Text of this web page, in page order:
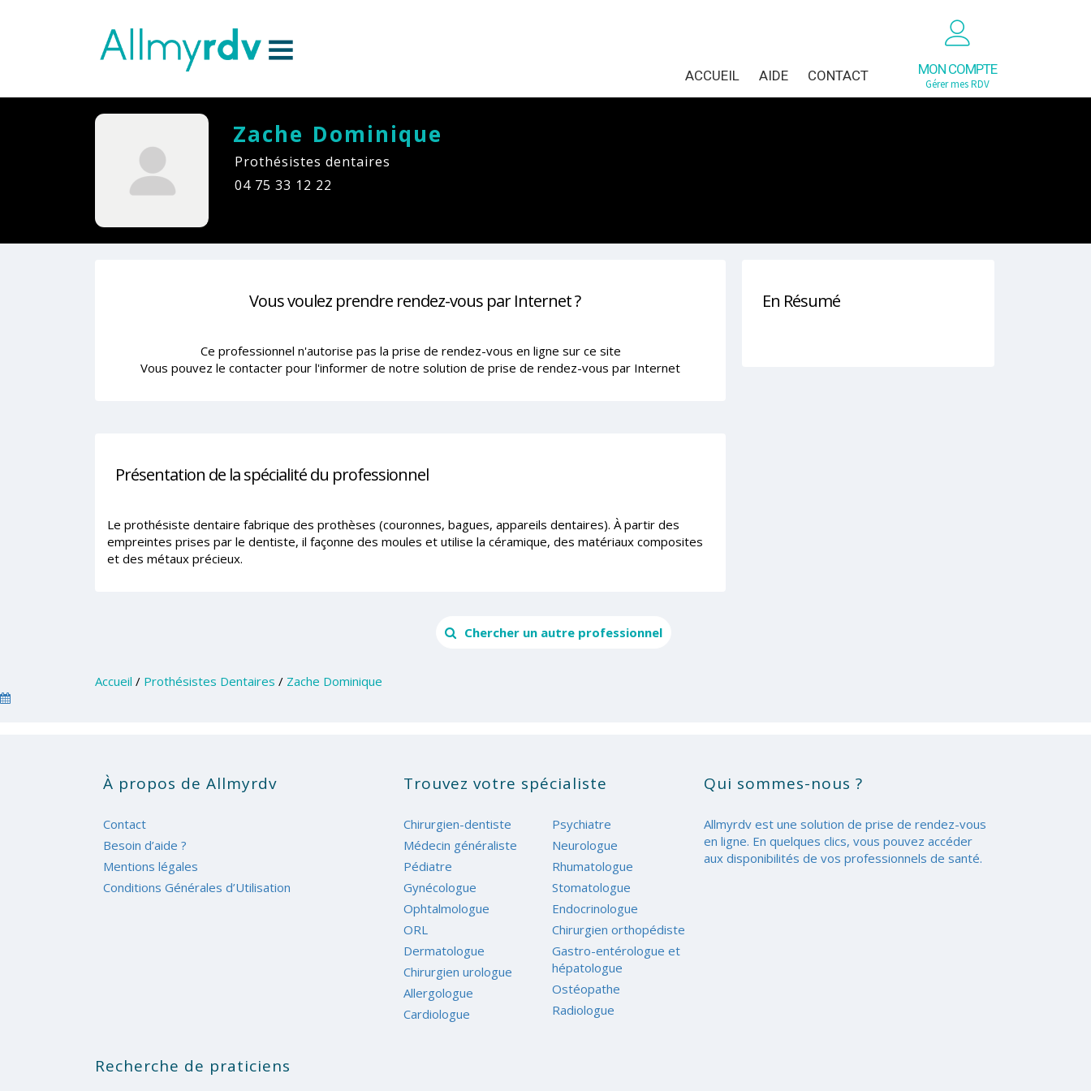
MON COMPTE
Gérer mes RDV
ACCUEIL AIDE CONTACT
Zache Dominique
Prothésistes dentaires
04 75 33 12 22
En Résumé
Vous voulez prendre rendez-vous par Internet ?
Ce professionnel n'autorise pas la prise de rendez-vous en ligne sur ce site
Vous pouvez le contacter pour l'informer de notre solution de prise de rendez-vous par Internet
Présentation de la spécialité du professionnel
Le prothésiste dentaire fabrique des prothèses (couronnes, bagues, appareils dentaires). À partir des
empreintes prises par le dentiste, il façonne des moules et utilise la céramique, des matériaux composites
et des métaux précieux.
Chercher un autre professionnel
Accueil / Prothésistes Dentaires / Zache Dominique
À propos de Allmyrdv
Contact
Besoin d’aide ?
Mentions légales
Conditions Générales d’Utilisation
Trouvez votre spécialiste
Chirurgien-dentiste
Médecin généraliste
Pédiatre
Gynécologue
Ophtalmologue
ORL
Dermatologue
Chirurgien urologue
Allergologue
Cardiologue
Psychiatre
Neurologue
Rhumatologue
Stomatologue
Endocrinologue
Chirurgien orthopédiste
Gastro-entérologue et
hépatologue
Ostéopathe
Radiologue
Qui sommes-nous ?
Allmyrdv est une solution de prise de rendez-vous
en ligne. En quelques clics, vous pouvez accéder
aux disponibilités de vos professionnels de santé.
Recherche de praticiens